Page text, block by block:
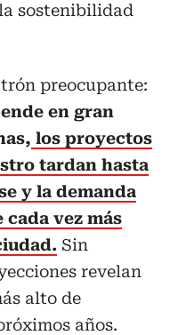
sostenibilidad
preocupante:
en gran
los proyectos
tardan hasta
y la demanda
vez más
Sin
revelan
alto de
años.